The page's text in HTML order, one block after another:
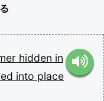
hidden in
into place